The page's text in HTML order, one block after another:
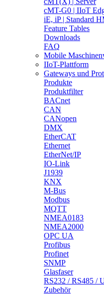
cMT-G0 | IIoT
iE, iP | Standard
Feature Tables
Downloads
FAQ
Mobile
IIoT-Plattform
Gateways und
Produkte
Produktfilter
BACnet
CAN
CANopen
DMX
EtherCAT
Ethernet
EtherNet/IP
IO-Link
J1939
KNX
M-Bus
Modbus
MQTT
NMEA0183
NMEA2000
OPC UA
Profibus
Profinet
SNMP
Glasfaser
RS232 / RS485 /
Zubehör